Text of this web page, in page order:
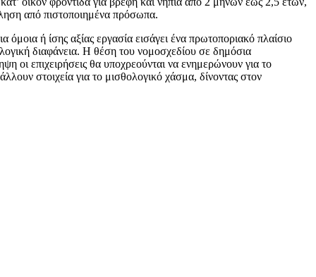
από πιστοποιημένα πρόσωπα.
ή ίσης αξίας εργασία εισάγει ένα πρωτοποριακό πλαίσιο
διαφάνεια. Η θέση του νομοσχεδίου σε δημόσια
οι επιχειρήσεις θα υποχρεούνται να ενημερώνουν για το
στοιχεία για το μισθολογικό χάσμα, δίνοντας στον